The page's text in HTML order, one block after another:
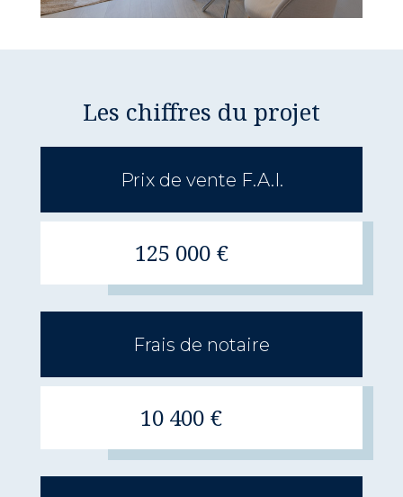
Les chiffres du projet
Prix de vente F.A.I.
125 000 €
Frais de notaire
10 400 €